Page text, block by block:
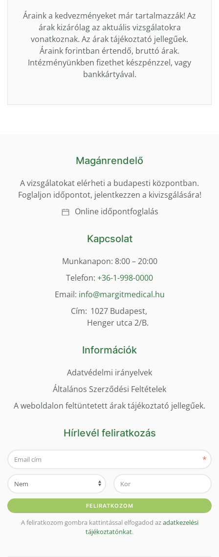
Áraink a kedvezményeket már tartalmazzák! Az
árak kizárólag az aktuális vizsgálatokra
vonatkoznak. Az árak tájékoztató jellegűek.
Áraink forintban értendő, bruttó árak.
Intézményünkben fizethet készpénzzel, vagy
bankkártyával.
Magánrendelő
A vizsgálatokat elérheti a budapesti központban.
Foglaljon időpontot, jelentkezzen a kivizsgálására!
Online időpontfoglalás
Kapcsolat
Munkanapon: 8:00 – 20:00
Telefon: +36-1-998-0000
Email: info@margitmedical.hu
Cím: 1027 Budapest,
Henger utca 2/B.
Információk
Adatvédelmi irányelvek
Általános Szerződési Feltételek
A weboldalon feltüntetett árak tájékoztató jellegűek.
Hírlevél feliratkozás
*
FELIRATKOZOM
A feliratkozom gombra kattintással elfogadod azadatkezelési
tájékoztatónkat.